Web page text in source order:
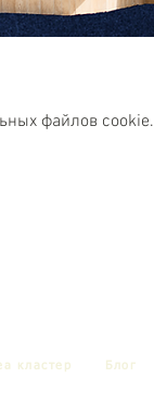
файлов cookie.
кластер Блог